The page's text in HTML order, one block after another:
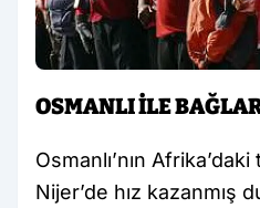
OSMANLI İLE
Osmanlı’nın
Nijer’de hız kazanmış